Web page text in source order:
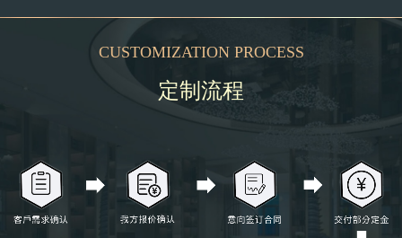
CUSTOMIZATION PROCESS
定制流程